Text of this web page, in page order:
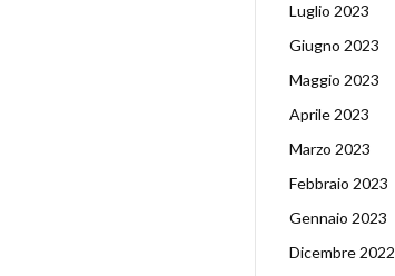
Luglio 2023
Giugno 2023
Maggio 2023
Aprile 2023
Marzo 2023
Febbraio 2023
Gennaio 2023
Dicembre 2022